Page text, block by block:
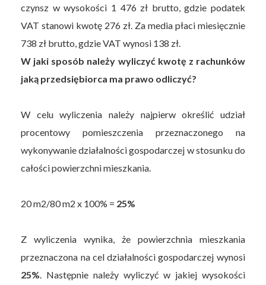
czynsz w wysokości 1 476 zł brutto, gdzie podatek
VAT stanowi kwotę 276 zł. Za media płaci miesięcznie
738 zł brutto, gdzie VAT wynosi 138 zł.
W jaki sposób należy wyliczyć kwotę z rachunków
jaką przedsiębiorca ma prawo odliczyć?
W celu wyliczenia należy najpierw określić udział
procentowy pomieszczenia przeznaczonego na
wykonywanie działalności gospodarczej w stosunku do
całości powierzchni mieszkania.
20 m2/80 m2 x 100% = 25%
Z wyliczenia wynika, że powierzchnia mieszkania
przeznaczona na cel działalności gospodarczej wynosi
25% . Następnie należy wyliczyć w jakiej wysokości